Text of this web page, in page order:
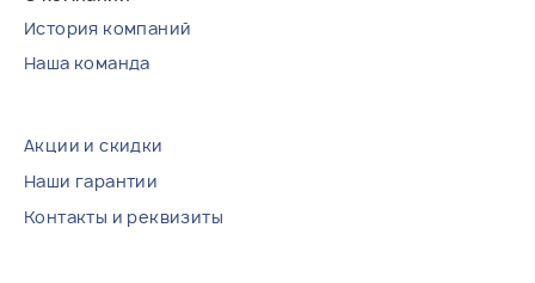
История компаний
Наша команда
Акции и скидки
Наши гарантии
Контакты и реквизиты